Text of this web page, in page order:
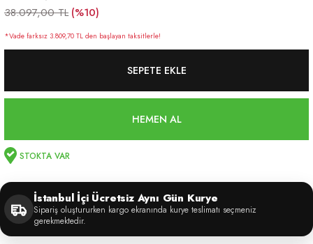
38.097,00 TL (%10)
*Vade farksız 3.809,70 TL den başlayan taksitlerle!
SEPETE EKLE
HEMEN AL
STOKTA VAR
İstanbul İçi Ücretsiz Aynı Gün Kurye
Sipariş oluştururken kargo ekranında kurye teslimatı seçmeniz
gerekmektedir.